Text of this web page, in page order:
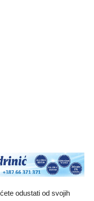
odustati od svojih